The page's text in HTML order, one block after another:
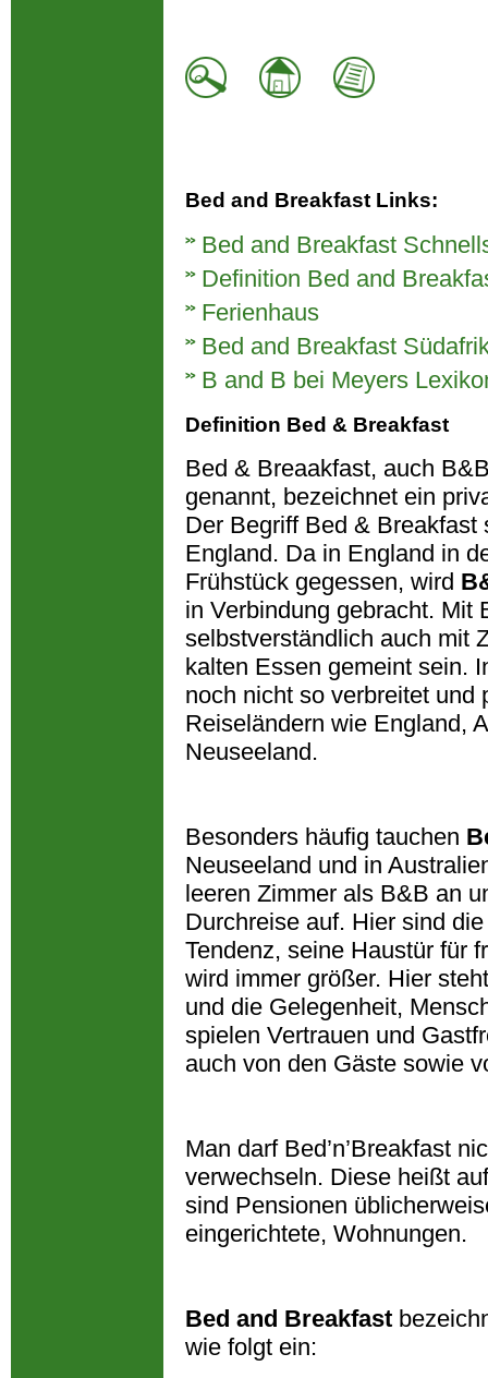
Bed and Breakfast Links:
Bed and Breakfast
Definition Bed and
Ferienhaus
Bed and Breakfast
B and B bei Meyers
Definition Bed & Breakfast
Bed & Breaakfast, auch
genannt, bezeichnet ein
Der Begriff Bed & Breakfast
England. Da in England in
Frühstück gegessen, wird
in Verbindung gebracht. Mit
selbstverständlich auch mit
kalten Essen gemeint sein.
noch nicht so verbreitet und
Reiseländern wie England,
Neuseeland.
Besonders häufig tauchen
Neuseeland und in
leeren Zimmer als B&B an
Durchreise auf. Hier sind
Tendenz, seine Haustür für
wird immer größer. Hier
und die Gelegenheit,
spielen Vertrauen und
auch von den Gäste sowie
Man darf Bed’n’Breakfast
verwechseln. Diese heißt
sind Pensionen
eingerichtete, Wohnungen.
Bed and Breakfast
wie folgt ein: